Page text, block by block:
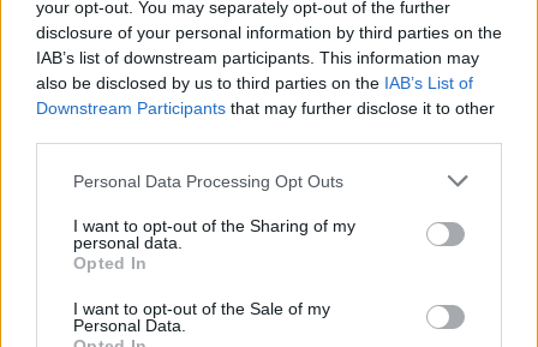
your opt-out. You may separately opt-out of the further
disclosure of your personal information by third parties on the
IAB’s list of downstream participants. This information may
also be disclosed by us to third parties on the IAB’s List of
Downstream Participants that may further disclose it to other
Personal Data Processing Opt Outs
I want to opt-out of the Sharing of my
personal data.
Opted In
I want to opt-out of the Sale of my
Personal Data.
Αυτά είναι τα 3 ζώδια που θα δουν τα